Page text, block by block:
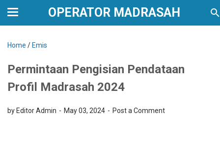
OPERATOR MADRASAH
Home / Emis
Permintaan Pengisian Pendataan
Profil Madrasah 2024
by Editor Admin May 03, 2024 Post a Comment